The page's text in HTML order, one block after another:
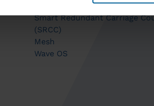
Predictive Linear Handover
Smart Redundant Carriage
(SRCC)
Mesh
Wave OS